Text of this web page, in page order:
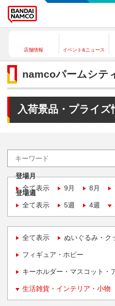
店舗情報 イベント&ニュース
namcoパームシテ
入荷景品・プライズ
登場月
全て表示
9月 8月
登場週
全て表示
5週 4週
全て表示 ぬいぐるみ・ク
フィギュア・ホビー
キーホルダー・マスコット・
生活雑貨・インテリア・小物